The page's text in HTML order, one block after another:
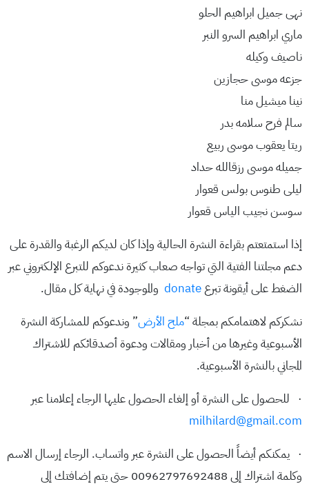
نهى جميل ابراهيم الحلو
ماري ابراهيم السرو النبر
ناصيف وكيله
جزعه موسى حجازين
نينا ميشيل منا
سالم فرح سلامه بدر
ريتا يعقوب موسى ربيع
جميله موسى رزقالله حداد
ليلى طنوس بولس قعوار
سوسن نجيب الياس قعوار
إذا استمتعتم بقراءة النشرة الحالية وإذا كان لديكم الرغبة والقدرة على
دعم مجلتنا الفتية التي تواجه صعاب كثيرة ندعوكم للتبرع الإلكتروني عبر
الضغط على أيقونة تبرع
والموجودة في نهاية كل مقال.
نشكركم لاهتمامكم بمجلة “ملح الأرض” وندعوكم للمشاركة النشرة
الأسبوعية وغيرها من أخبار ومقالات ودعوة أصدقائكم للاشتراك
المجاني بالنشرة الأسبوعية.
· للحصول على النشرة أو إلغاء الحصول عليها الرجاء إعلامنا عبر
milhilard@gmail.com
· يمكنكم أيضاً الحصول على النشرة عبر واتساب. الرجاء إرسال الاسم
وكلمة اشتراك إلى 00962797692488 حتى يتم إضافتك إلى